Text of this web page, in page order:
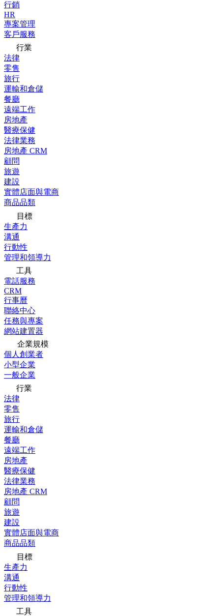
行銷
HR
專案管理
客戶服務
行業
法律
零售
旅行
運輸和倉儲
餐廳
遠端工作
房地產
醫療保健
法律業務
房地產 CRM
顧問
旅遊
建設
實體店面與電商
商品品類
目標
生產力
溝通
行動性
管理和領導力
工具
電話服務
CRM
行事曆
聯絡中心
任務與專案
網站建置器
企業規模
個人創業者
小型企業
一般企業
行業
法律
零售
旅行
運輸和倉儲
餐廳
遠端工作
房地產
醫療保健
法律業務
房地產 CRM
顧問
旅遊
建設
實體店面與電商
商品品類
目標
生產力
溝通
行動性
管理和領導力
工具